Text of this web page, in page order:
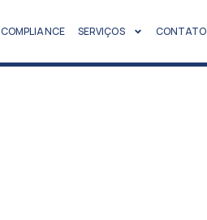
COMPLIANCE SERVIÇOS CONTATO